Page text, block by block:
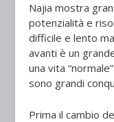
Najia mostra
potenzialità e
difficile e lento
avanti è un
una vita
sono grandi
Prima il cambio